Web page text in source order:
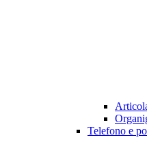
Telefono e